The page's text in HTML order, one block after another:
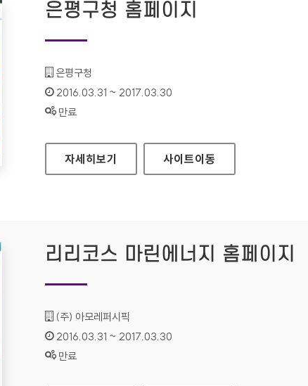
은평구청 홈페이지
기관명 :
은평구청
인증기간 :
2016.03.31 ~ 2017.03.30
상태 :
만료
은평구청 홈페이지
자세히보기 사이트이동
리리코스 마린에너지 홈페이지
기관명 :
(주) 아모레퍼시픽
인증기간 :
2016.03.31 ~ 2017.03.30
상태 :
만료